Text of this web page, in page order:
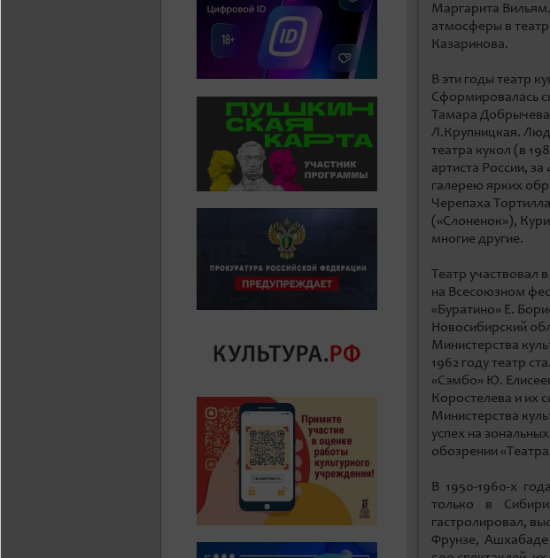
Маргарита
атмосферы в
Казаринова.
В эти годы театр
Сформировалась
Тамара
Л.Крупницкая.
театра кукол (в
артиста России,
галерею ярких
Черепаха
(«Слоненок»),
многие другие.
Театр участвовал
на Всесоюзном
«Буратино» Е.
Новосибирский
Министерства
1962 году театр
«Сэмбо» Ю.
Коростелева и их
Министерства
успех на
обозрении
В 1950-1960-х
только в
гастролировал,
Фрунзе,